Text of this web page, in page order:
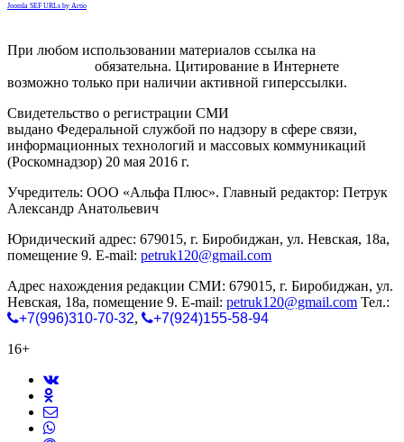
Joomla SEF URLs by Artio
При любом использовании материалов ссылка на
обязательна. Цитирование в Интернете
возможно только при наличии активной гиперссылки.
Свидетельство о регистрации СМИ
выдано Федеральной службой по надзору в сфере связи,
информационных технологий и массовых коммуникаций
(Роскомнадзор) 20 мая 2016 г.
Учредитель: ООО «Альфа Плюс». Главный редактор: Петрук
Александр Анатольевич
Юридический адрес: 679015, г. Биробиджан, ул. Невская, 18а,
помещение 9. E-mail: petruk120@gmail.com
Адрес нахождения редакции СМИ: 679015, г. Биробиджан, ул.
Невская, 18а, помещение 9. E-mail: petruk120@gmail.com Тел.:
+7(996)310-70-32,
+7(924)155-58-94
16+